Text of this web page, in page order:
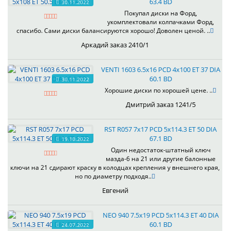
30.11.2022
Покупал диски на Форд,
укомплектовали колпачками Форд,
спасибо. Сами диски балансируются хорошо! Доволен ценой. ..
Аркадий заказ 2410/1
30.11.2022
VENTI 1603 6.5x16 PCD 4x100 ET 37 DIA
60.1 BD
Хорошие диски по хорошей цене. ..
Дмитрий заказ 1241/5
19.10.2022
RST R057 7x17 PCD 5x114.3 ET 50 DIA
67.1 BD
Один недостаток-штатный ключ
мазда-6 на 21 или другие балонные
ключи на 21 сдирают краску в колодцах крепления у внешнего края,
но по диаметру подходя..
Евгений
24.07.2022
NEO 940 7.5x19 PCD 5x114.3 ET 40 DIA
60.1 BD